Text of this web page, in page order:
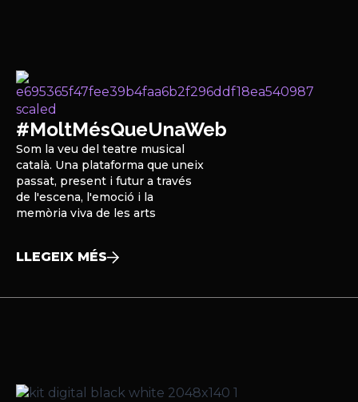
#MoltMésQueUnaWeb
Som la veu del teatre musical
català. Una plataforma que uneix
passat, present i futur a través
de l'escena, l'emoció i la
memòria viva de les arts
LLEGEIX MÉS